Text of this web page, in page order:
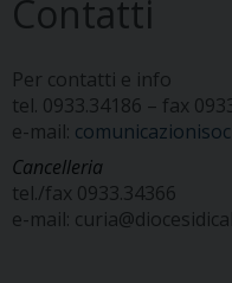
Contatti
Per contatti e info
tel. 0933.34186 – fax
e-mail:
Cancelleria
tel./fax 0933.34366
e-mail: